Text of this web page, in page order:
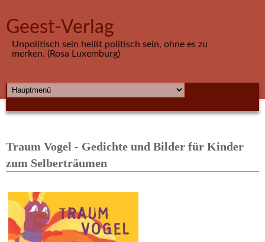
Geest-Verlag
Unpolitisch sein heißt politisch sein, ohne es zu
merken. (Rosa Luxemburg)
HAUPTMENÜ
Traum Vogel - Gedichte und Bilder für Kinder
zum Selberträumen